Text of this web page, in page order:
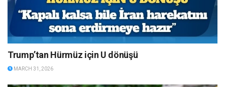
Trump’tan Hürmüz için U dönüşü
MARCH 31, 2026